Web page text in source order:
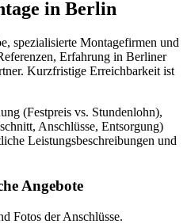
in Berlin
spezialisierte Montagefirmen und
Erfahrung in Berliner
Kurzfristige Erreichbarkeit ist
(Festpreis vs. Stundenlohn),
Anschlüsse, Entsorgung)
Leistungsbeschreibungen und
Angebote
Fotos der Anschlüsse.